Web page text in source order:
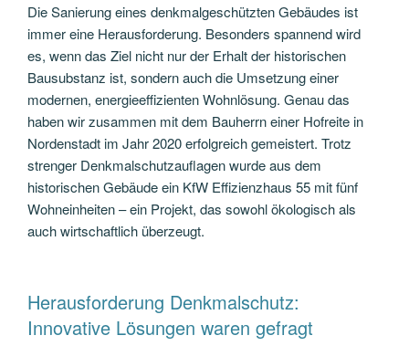
Die Sanierung eines denkmalgeschützten Gebäudes ist
immer eine Herausforderung. Besonders spannend wird
es, wenn das Ziel nicht nur der Erhalt der historischen
Bausubstanz ist, sondern auch die Umsetzung einer
modernen, energieeffizienten Wohnlösung. Genau das
haben wir zusammen mit dem Bauherrn einer Hofreite in
Nordenstadt im Jahr 2020 erfolgreich gemeistert. Trotz
strenger Denkmalschutzauflagen wurde aus dem
historischen Gebäude ein KfW Effizienzhaus 55 mit fünf
Wohneinheiten – ein Projekt, das sowohl ökologisch als
auch wirtschaftlich überzeugt.
Herausforderung Denkmalschutz:
Innovative Lösungen waren gefragt